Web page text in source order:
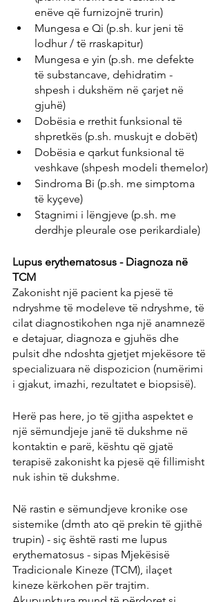
enëve që furnizojnë trurin)
Mungesa e Qi (p.sh. kur jeni të
lodhur / të rraskapitur)
Mungesa e yin (p.sh. me defekte
të substancave, dehidratim -
shpesh i dukshëm në çarjet në
gjuhë)
Dobësia e rrethit funksional të
shpretkës (p.sh. muskujt e dobët)
Dobësia e qarkut funksional të
veshkave (shpesh modeli themelor)
Sindroma Bi (p.sh. me simptoma
të kyçeve)
Stagnimi i lëngjeve (p.sh. me
derdhje pleurale ose perikardiale)
Lupus erythematosus - Diagnoza në
TCM
Zakonisht një pacient ka pjesë të
ndryshme të modeleve të ndryshme, të
cilat diagnostikohen nga një anamnezë
e detajuar, diagnoza e gjuhës dhe
pulsit dhe ndoshta gjetjet mjekësore të
specializuara në dispozicion (numërimi
i gjakut, imazhi, rezultatet e biopsisë).
Herë pas here, jo të gjitha aspektet e
një sëmundjeje janë të dukshme në
kontaktin e parë, kështu që gjatë
terapisë zakonisht ka pjesë që fillimisht
nuk ishin të dukshme.
Në rastin e sëmundjeve kronike ose
sistemike (dmth ato që prekin të gjithë
trupin) - siç është rasti me lupus
erythematosus - sipas Mjekësisë
Tradicionale Kineze (TCM), ilaçet
kineze kërkohen për trajtim.